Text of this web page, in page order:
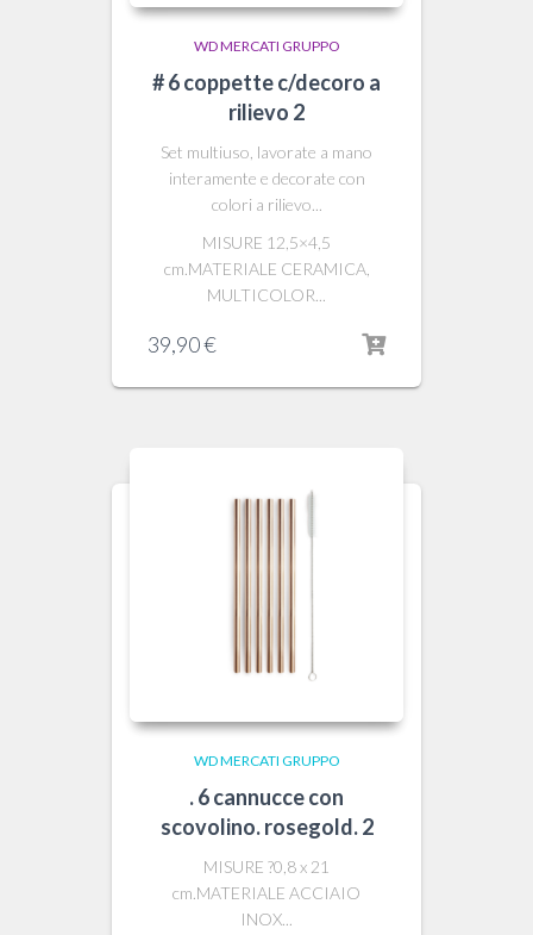
WD MERCATI GRUPPO
# 6 coppette c/decoro a
rilievo 2
Set multiuso, lavorate a mano
interamente e decorate con
colori a rilievo...
MISURE 12,5×4,5
cm.MATERIALE CERAMICA,
MULTICOLOR...
39,90€
WD MERCATI GRUPPO
. 6 cannucce con
scovolino. rosegold. 2
MISURE ?0,8 x 21
cm.MATERIALE ACCIAIO
INOX...